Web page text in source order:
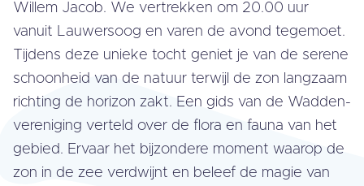
Willem Jacob. We ver­trek­ken om 20.00 uur
vanuit Lau­wers­oog en varen de avond tegemoet.
Tijdens deze unieke tocht geniet je van de serene
schoon­heid van de natuur terwijl de zon langzaam
richting de horizon zakt. Een gids van de Wad­den­
ver­e­ni­ging verteld over de flora en fauna van het
gebied. Ervaar het bij­zon­de­re moment waarop de
zon in de zee verdwijnt en beleef de magie van